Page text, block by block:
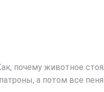
почему животное
а потом все